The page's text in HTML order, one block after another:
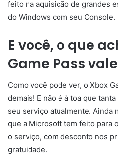
feito na aquisição de grandes
do Windows com seu Console.
E você, o que
Game Pass
Como você pode ver, o Xbox
demais! E não é à toa que
seu serviço atualmente. Ainda
que a Microsoft tem feito para
o serviço, com desconto nos
gratuidade.